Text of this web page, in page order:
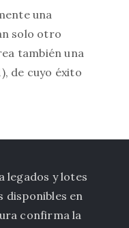
una
solo otro
también una
de cuyo éxito
legados y lotes
disponibles en
confirma la